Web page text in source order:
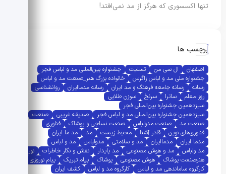
تنها اکسسوری که هرگز از مد نمی‌افتد!
برچسب ها
اصفهان ال سی من تسلیت
جشنواره بین‌المللی مد و لباس فجر
جشنواره ملی مد و لباس زاگرس
خانواده بزرگ هنر_صنعت مد و لباس
رسانه
رسانه جامعه فرهنگ و مد ایران رسانه مدماایران
روانشناسی
روز معلم
ساترا سرنخ
سوزن طلایی
سیزدهمین جشنواره بین‌المللی فجر
سیزدهمین جشنواره بین‌المللی مد و لباس فجر
صدیقه غریبی
صنعت
صنعت مد
صنعت مدولباس صنعت نساجی و پوشاک
فناوری
فناوری‌های نوین
قادر آشنا محیط زیست مد
مد ما ایران
مدما ایران
مدماایران مد و سلامتی مدولباس
مد و لباس
مد ولباس
مد و هوش مصنوعی مد پایدار نقش و نگار خاطرات
نوروز
هنرصنعت پوشاک
هوش مصنوعی پوشاک پیام تبریک
پیام نوروزی
کارگروه ساماندهی مد و لباس
کارگروه مد و لباس کشف ایران